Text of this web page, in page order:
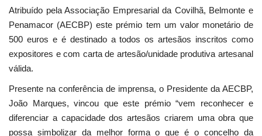
Atribuído pela Associação Empresarial da Covilhã, Belmonte e
Penamacor (AECBP) este prémio tem um valor monetário de
500 euros e é destinado a todos os artesãos inscritos como
expositores e com carta de artesão/unidade produtiva artesanal
válida.
Presente na conferência de imprensa, o Presidente da AECBP,
João Marques, vincou que este prémio “vem reconhecer e
diferenciar a capacidade dos artesãos criarem uma obra que
possa simbolizar da melhor forma o que é o concelho da